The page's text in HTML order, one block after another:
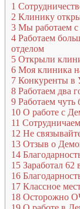
1
2 Клинику
3 Мы работаем с
4 Работаем
отделом
5 Открыли
6 Моя клиника
7 Конкуренты в
8 Работаем два
9 Работаем чуть
10 О работе с
11
12 Не
13 Отзыв о
14
15 Заработал
16
17 Классное
18 Осторожно